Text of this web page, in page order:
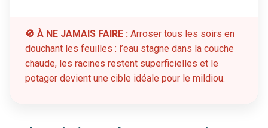
🚫 À NE JAMAIS FAIRE : Arroser tous les soirs en
douchant les feuilles : l’eau stagne dans la couche
chaude, les racines restent superficielles et le
potager devient une cible idéale pour le mildiou.